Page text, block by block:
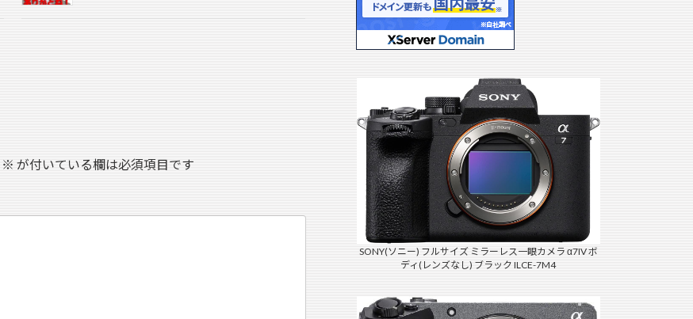
※が付いている欄は必須項目です
SONY(ソニー) フルサイズ ミラーレス一眼カメラ α7IV ボ
ディ(レンズなし) ブラック ILCE-7M4